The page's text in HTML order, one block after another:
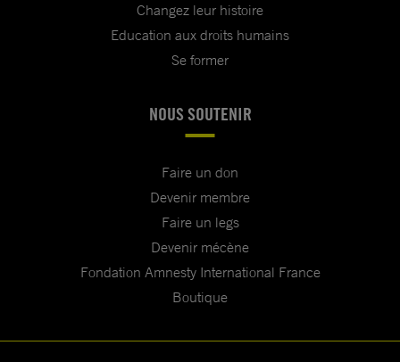
Changez leur histoire
Education aux droits humains
Se former
NOUS SOUTENIR
Faire un don
Devenir membre
Faire un legs
Devenir mécène
Fondation Amnesty International France
Boutique